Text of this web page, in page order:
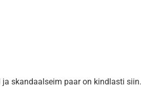
skandaalseim paar on kindlasti